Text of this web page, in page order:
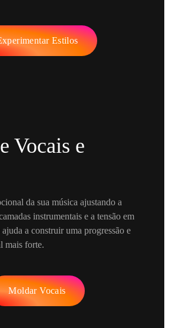
Estilos
Vocais e
da sua música ajustando a
instrumentais e a tensão em
a construir uma progressão e
mais forte.
Moldar Vocais